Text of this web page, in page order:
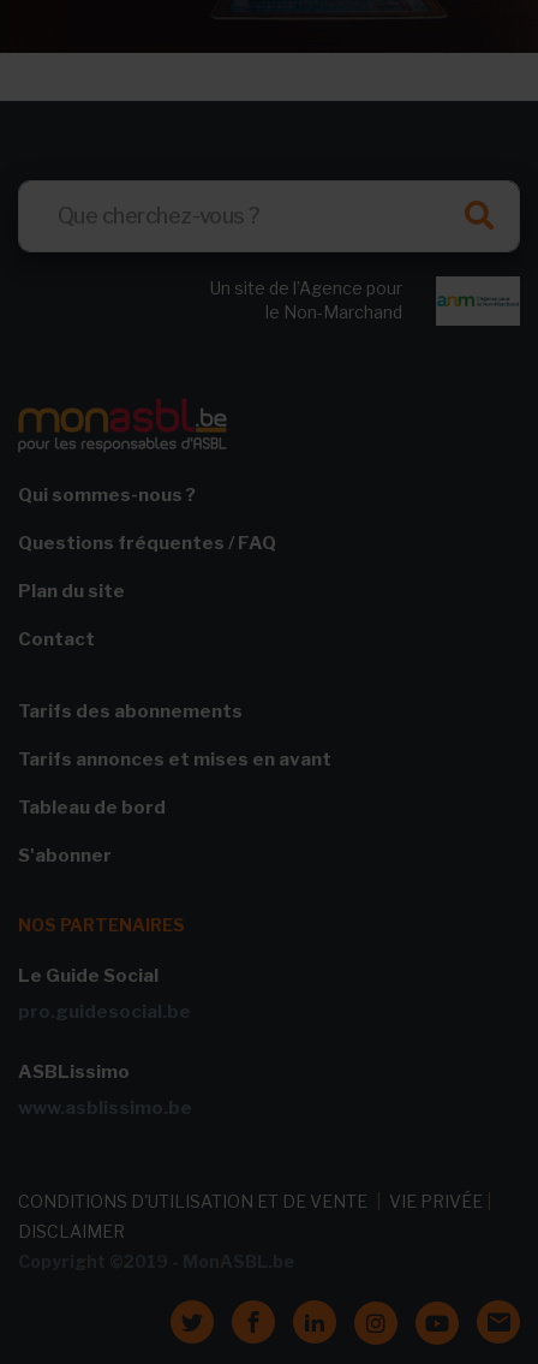
Un site de l’Agence pour
le Non-Marchand
Qui sommes-nous ?
Questions fréquentes / FAQ
Plan du site
Contact
Tarifs des abonnements
Tarifs annonces et mises en avant
Tableau de bord
S'abonner
NOS PARTENAIRES
Le Guide Social
pro.guidesocial.be
ASBLissimo
www.asblissimo.be
CONDITIONS D'UTILISATION ET DE VENTE VIE PRIVÉE
DISCLAIMER